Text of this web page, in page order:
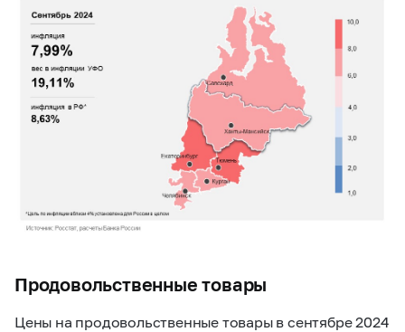
Продовольственные товары
Цены на продовольственные товары в сентябре 2024